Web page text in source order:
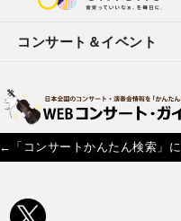
コンサート＆イベント
←「コンサートかんたん検索」